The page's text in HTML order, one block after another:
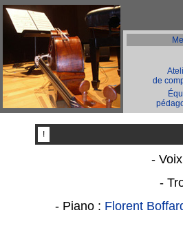
de
!
-
-
- Piano : Florent